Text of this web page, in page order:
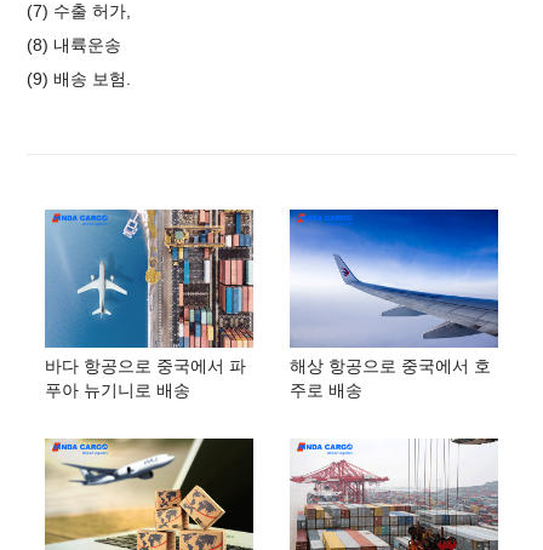
(7) 수출 허가,
(8) 내륙운송
(9)배송 보험.
바다 항공으로 중국에서 파
푸아 뉴기니로 배송
해상 항공으로 중국에서 호
주로 배송